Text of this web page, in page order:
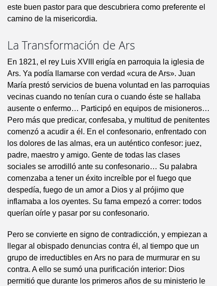
este buen pastor para que descubriera como preferente el
camino de la misericordia.
La Transformación de Ars
En 1821, el rey Luis XVIII erigía en parroquia la iglesia de
Ars. Ya podía llamarse con verdad «cura de Ars». Juan
María prestó servicios de buena voluntad en las parroquias
vecinas cuando no tenían cura o cuando éste se hallaba
ausente o enfermo… Participó en equipos de misioneros…
Pero más que predicar, confesaba, y multitud de penitentes
comenzó a acudir a él. En el confesonario, enfrentado con
los dolores de las almas, era un auténtico confesor: juez,
padre, maestro y amigo. Gente de todas las clases
sociales se arrodilló ante su confesonario… Su palabra
comenzaba a tener un éxito increíble por el fuego que
despedía, fuego de un amor a Dios y al prójimo que
inflamaba a los oyentes. Su fama empezó a correr: todos
querían oírle y pasar por su confesonario.
Pero se convierte en signo de contradicción, y empiezan a
llegar al obispado denuncias contra él, al tiempo que un
grupo de irreductibles en Ars no para de murmurar en su
contra. A ello se sumó una purificación interior: Dios
permitió que durante los primeros años de su ministerio le